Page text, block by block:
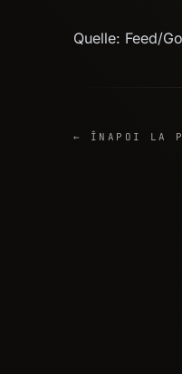
Quelle: Feed/
← ÎNAPOI LA